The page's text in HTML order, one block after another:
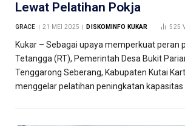
Lewat Pelatihan Pokja
GRACE 21 MEI 2025 DISKOMINFO KUKAR 525
Kukar – Sebagai upaya memperkuat peran
Tetangga (RT), Pemerintah Desa Bukit
Tenggarong Seberang, Kabupaten Kutai
menggelar pelatihan peningkatan